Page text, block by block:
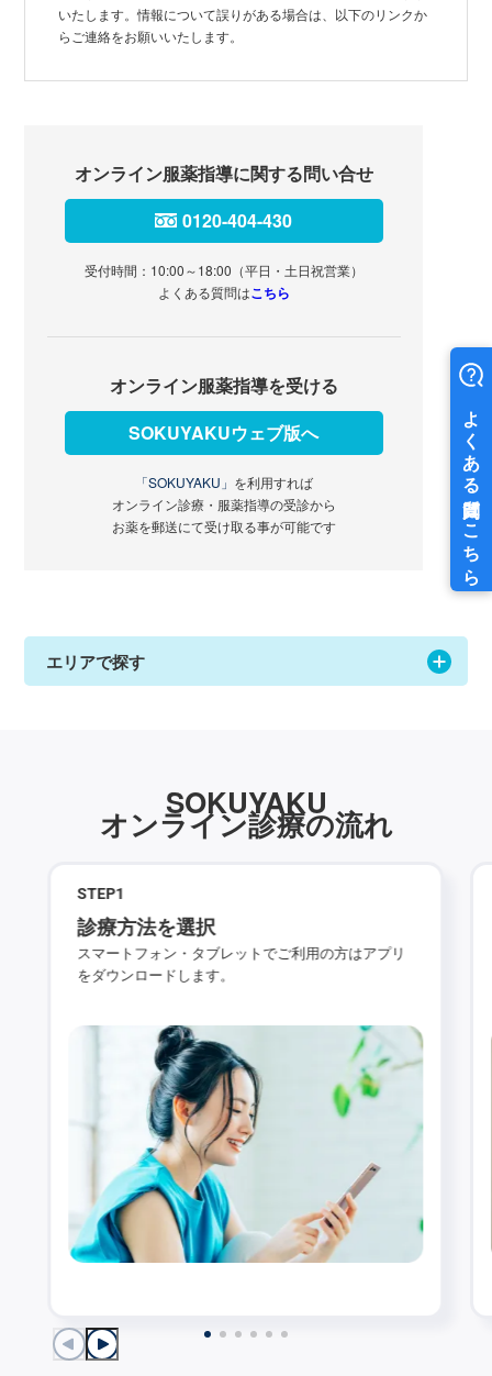
いたします。情報について誤りがある場合は、以下のリンクか
らご連絡をお願いいたします。
オンライン服薬指導に関する問い合せ
0120-404-430
受付時間：10:00～18:00（平日・土日祝営業）
よくある質問はこちら
オンライン服薬指導を受ける
SOKUYAKUウェブ版へ
「SOKUYAKU」 を利用すれば
オンライン診療・服薬指導の受診から
お薬を郵送にて受け取る事が可能です
エリアで探す
SOKUYAKU
オンライン診療の流れ
STEP1
診療方法を選択
スマートフォン・タブレットでご利用の方はアプリ
をダウンロードします。